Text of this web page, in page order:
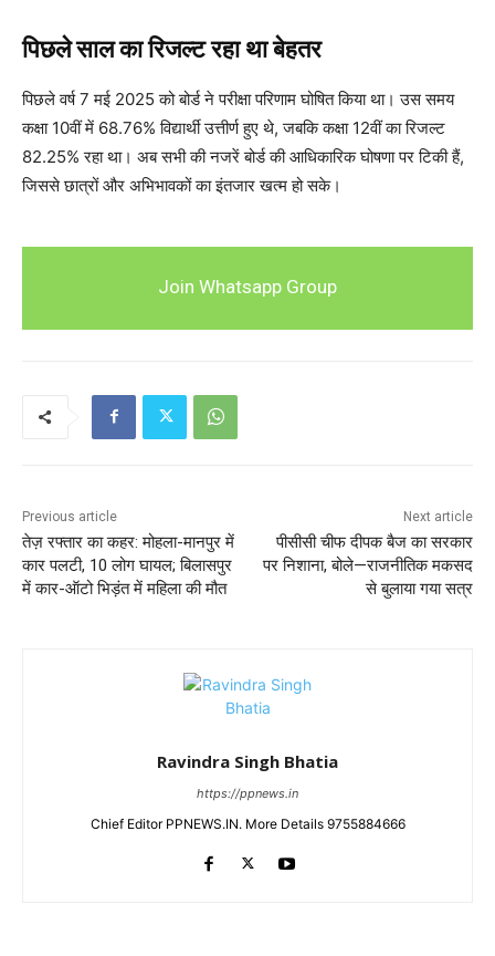
पिछले साल का रिजल्ट रहा था बेहतर
पिछले वर्ष 7 मई 2025 को बोर्ड ने परीक्षा परिणाम घोषित किया था। उस समय
कक्षा 10वीं में 68.76% विद्यार्थी उत्तीर्ण हुए थे, जबकि कक्षा 12वीं का रिजल्ट
82.25% रहा था। अब सभी की नजरें बोर्ड की आधिकारिक घोषणा पर टिकी हैं,
जिससे छात्रों और अभिभावकों का इंतजार खत्म हो सके।
Join Whatsapp Group
Previous article
तेज़ रफ्तार का कहर: मोहला-मानपुर में
कार पलटी, 10 लोग घायल; बिलासपुर
में कार-ऑटो भिड़ंत में महिला की मौत
Next article
पीसीसी चीफ दीपक बैज का सरकार
पर निशाना, बोले—राजनीतिक मकसद
से बुलाया गया सत्र
Ravindra Singh Bhatia
https://ppnews.in
Chief Editor PPNEWS.IN. More Details 9755884666